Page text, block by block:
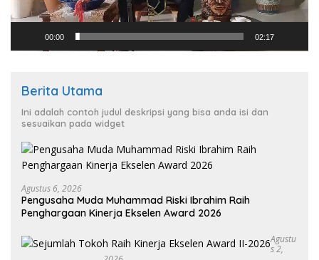
00:00 02:17
Berita Utama
Ini adalah contoh judul deskripsi yang bisa anda isi dan
sesuaikan pada widget
Agustus 6, 2026
Pengusaha Muda Muhammad Riski Ibrahim Raih
Penghargaan Kinerja Ekselen Award 2026
Agustu
S 2,